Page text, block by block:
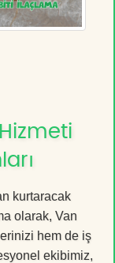
kurtaracak
olarak, Van
hem de iş
ekibimiz,